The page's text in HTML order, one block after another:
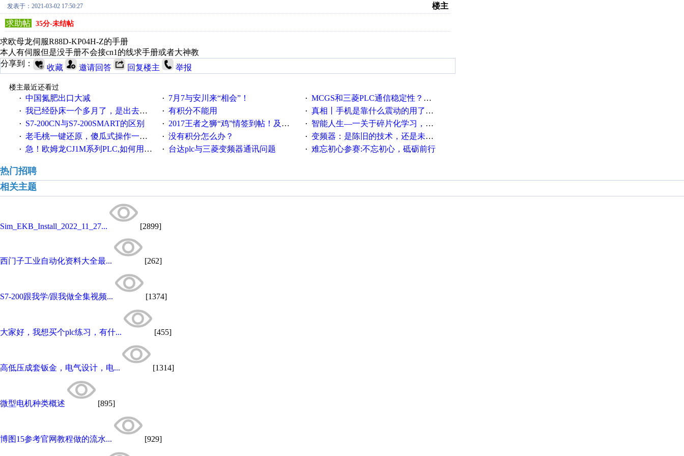
发表于：2021-03-02 17:50:27
楼主
求助帖
35分-未结帖
求欧母龙伺服R88D-KP04H-Z的手册
本人有伺服但是没手册不会接cn1的线求手册或者大神教
分享到：
收藏 邀请回答 回复楼主 举报
楼主最近还看过
· 中国氮肥出口大减 · 7月7与安川来“相会”！ · MCGS和三菱PLC通信稳定性？？？
· 我已经卧床一个多月了，是出去安装机械手在高速遭遇车祸所致:大家工作都要特别注意啊 · 有积分不能用 · 真相丨手机是靠什么震动的用了这么多年才知道！
· S7-200CN与S7-200SMART的区别 · 2017王者之狮“鸡”情签到帖！及时更新在线研讨会预告 · 智能人生—一关于碎片化学习，看这一篇就够了！
· 老毛桃一键还原，傻瓜式操作一键轻松备份还原；程序为向导式安装，一键即可实现自动备份或还原系统。 · 没有积分怎么办？ · 变频器：是陈旧的技术，还是未来的幕后英雄？
· 急！欧姆龙CJ1M系列PLC,如何用时间控制变频器。要求时间在组态王中可以自由输入！拜托各位大神了！ · 台达plc与三菱变频器通讯问题 · 难忘初心参赛:不忘初心，砥砺前行
热门招聘
相关主题
Sim_EKB_Install_2022_11_27... [2899]
西门子工业自动化资料大全最... [262]
S7-200跟我学/跟我做全集视频... [1374]
大家好，我想买个plc练习，有什... [455]
高低压成套钣金，电气设计，电... [1314]
微型电机种类概述 [895]
博图15参考官网教程做的流水... [929]